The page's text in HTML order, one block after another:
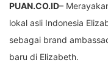
PUAN.CO.ID–
lokal asli Indonesia
sebagai brand
baru di Elizabeth.